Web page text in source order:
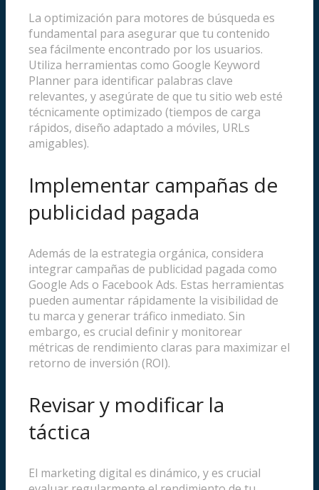
La optimización para motores de búsqueda es
fundamental para asegurar que tu contenido
sea fácilmente encontrado por los usuarios.
Utiliza herramientas como Google Keyword
Planner para identificar palabras clave
relevantes, y asegúrate de que tu sitio web esté
técnicamente optimizado (tiempos de carga
rápidos, diseño adaptado a móviles, URLs
amigables).
Implementar campañas de
publicidad pagada
Además de la estrategia orgánica, considera
integrar campañas de publicidad pagada como
Google Ads o Facebook Ads. Estas herramientas
pueden aumentar rápidamente la visibilidad de
tu marca y generar tráfico inmediato. Sin
embargo, es crucial definir y monitorear
métricas de rendimiento claras para maximizar el
retorno de inversión (ROI).
Revisar y modificar la
táctica
El marketing digital es dinámico, y es crucial